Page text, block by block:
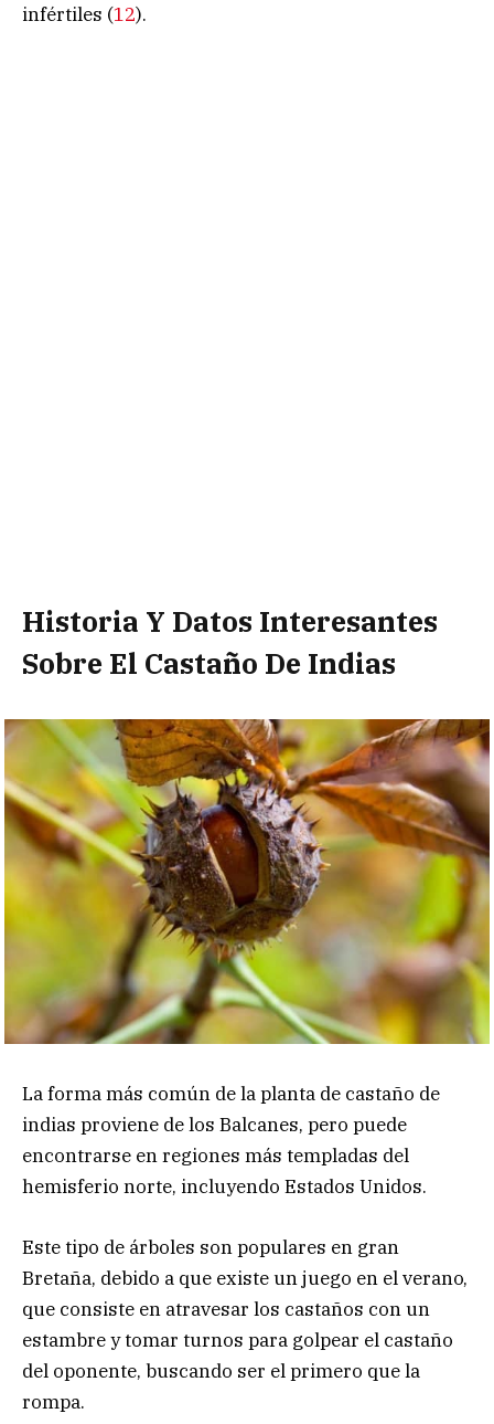
infértiles (12).
Historia Y Datos Interesantes
Sobre El Castaño De Indias
La forma más común de la planta de castaño de
indias proviene de los Balcanes, pero puede
encontrarse en regiones más templadas del
hemisferio norte, incluyendo Estados Unidos.
Este tipo de árboles son populares en gran
Bretaña, debido a que existe un juego en el verano,
que consiste en atravesar los castaños con un
estambre y tomar turnos para golpear el castaño
del oponente, buscando ser el primero que la
rompa.